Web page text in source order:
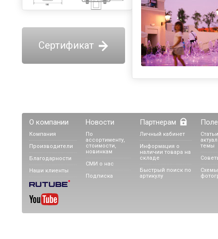
Сертификат
О компании
Компания
Производители
Благодарности
Наши клиенты
Новости
По
ассортименту,
стоимости,
новинкам
СМИ о нас
Подписка
Партнерам
Личный кабинет
Информация о
наличии товара на
складе
Быстрый поиск по
артикулу
темы